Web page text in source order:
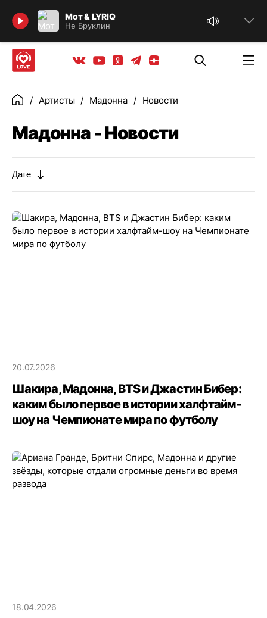
Мот & LYRIQ
Не Бруклин
Найти
Вконтакте
YoutubeОдноклассники
ТелеграмЯндекс дзен
ГлавнаяАртисты Мадонна Новости
Мадонна - Новости
Дате
20.07.2026
Шакира, Мадонна, BTS и Джастин Бибер:
каким было первое в истории халфтайм-
шоу на Чемпионате мира по футболу
18.04.2026